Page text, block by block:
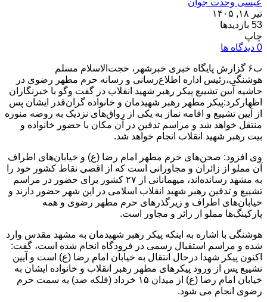
عیسی وحدت جوان
تیر ۱۸, ۱۴۰۵
53 بازدیدها
چاپ
0 دیدگاه ها
ب۶ گزارش پایگاه خبری خبرشهر، حجت‌الاسلام مسلم
هوشنگی،رئیس اداره اطلاع‌رسانی و رسانه حرم مطهر رضوی در
حاشیه آیین تشییع پیکر رهبر شهید انقلاب در گفت وگو با خبرنگاران
اظهارکرد:پیکر مطهر رهبر شهیدمان و خانواده گران‌قدر ایشان پس
از آیین تشییع و اقامه نماز به یکی از رواق‌های نزدیک به روضه منوره
منتقل خواهد شد و مراسم تدفین در آن مکان با حضور خانواده و
بیت رهبر شهید انقلاب انجام خواهد شد.
وی افزود: صحن‌های حرم مطهر امام رضا (ع) و خیابان‌های اطراف
آن مملو از زائران و مجاورانی است که از اقصی نقاط کشور خود را
به مشهد رسانده‌اند، میهمانانی از ۲۷ کشور برای حضور در مراسم
تشییع و تدفین رهبر شهید انقلاب اسلامی در این شهر حضور دارند و
خیابان‌های اطراف و زیرگذرهای حرم مطهر رضوی و همه
پارکینگ‌ها مملو از زائر و مجاور است.
هوشنگی با اشاره به اینکه پیکر رهبر شهیدمان به مشهد مقدس وارد
شده و مراسم استقبال رسمی در فرودگاه انجام شده است، گفت:
اکنون پیکر شهدا درحال انتقال به خیابان امام رضا (ع) است و آیین
تشییع پس از ورود پیکرهای مطهر رهبر انقلاب و خانواده ایشان به
خیابان امام رضا (ع) از میدان ۱۵ خرداد (فلکه ضد) به سمت حرم
رضوی انجام می شود.